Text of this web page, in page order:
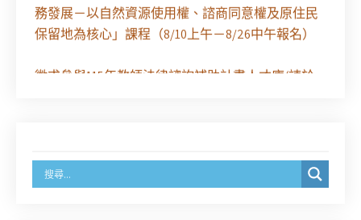
務發展－以自然資源使用權、諮商同意權及原住民
保留地為核心」課程（8/10上午－8/26中午報名）
徵求參與115年教師法律諮詢補助計畫人才庫(請於
之分公司及商業應參加「勞動權益講習」